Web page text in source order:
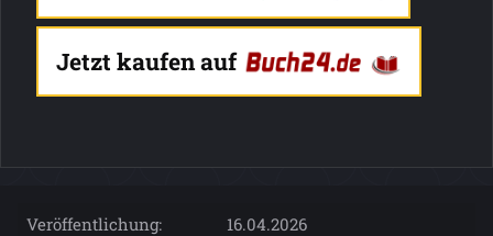
Jetzt kaufen auf
Veröffentlichung:
16.04.2026